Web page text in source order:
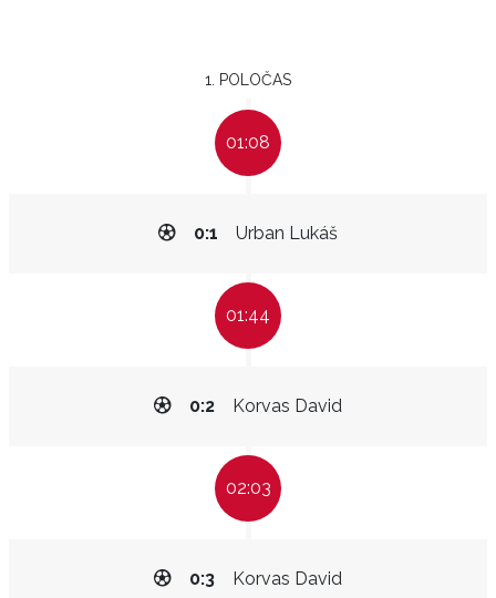
1. POLOČAS
01:08
Urban Lukáš
0:1
01:44
Korvas David
0:2
02:03
Korvas David
0:3